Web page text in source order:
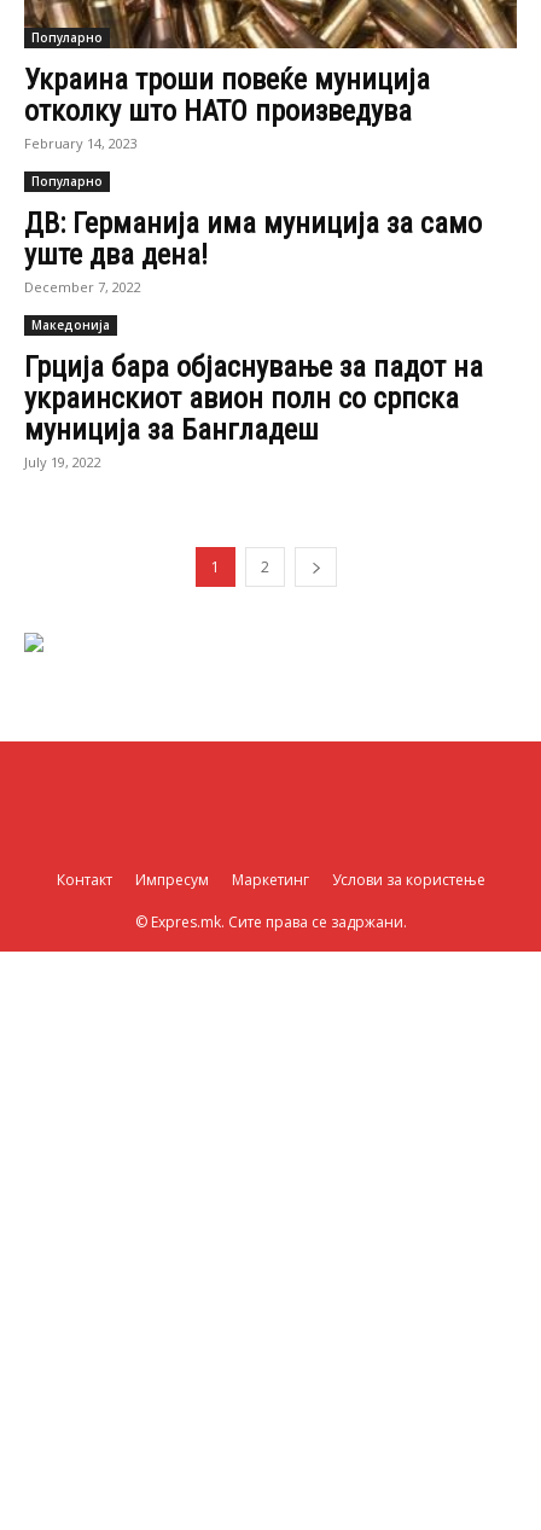
Популарно
Украина троши повеќе муниција
отколку што НАТО произведува
February 14, 2023
Популарно
ДВ: Германија има муниција за само
уште два дена!
December 7, 2022
Македонија
Грција бара објаснување за падот на
украинскиот авион полн со српска
муниција за Бангладеш
July 19, 2022
1 2
Контакт Импресум Маркетинг Услови за користење
© Expres.mk. Сите права се задржани.